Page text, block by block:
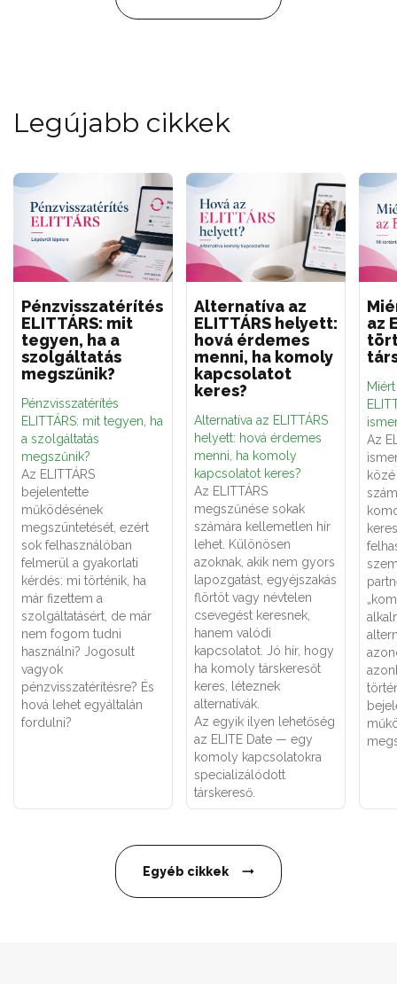
Legújabb cikkek
Pénzvisszatérítés
ELITTÁRS: mit
tegyen, ha a
szolgáltatás
megszűnik?
Pénzvisszatérítés
ELITTÁRS: mit tegyen, ha
a szolgáltatás
megszűnik?
Az ELITTÁRS
bejelentette
működésének
megszüntetését, ezért
sok felhasználóban
felmerül a gyakorlati
kérdés: mi történik, ha
már fizettem a
szolgáltatásért, de már
nem fogom tudni
használni? Jogosult
vagyok
pénzvisszatérítésre? És
hová lehet egyáltalán
fordulni?
Alternatíva az
ELITTÁRS helyett:
hová érdemes
menni, ha komoly
kapcsolatot
keres?
Alternatíva az ELITTÁRS
helyett: hová érdemes
menni, ha komoly
kapcsolatot keres?
Az ELITTÁRS
megszűnése sokak
számára kellemetlen hír
lehet. Különösen
azoknak, akik nem gyors
lapozgatást, egyéjszakás
flörtöt vagy névtelen
csevegést keresnek,
hanem valódi
kapcsolatot. Jó hír, hogy
ha komoly társkeresőt
keres, léteznek
alternatívák.
Az egyik ilyen lehetőség
az ELITE Date — egy
komoly kapcsolatokra
specializálódott
társkereső.
az
Az
Egyéb cikkek